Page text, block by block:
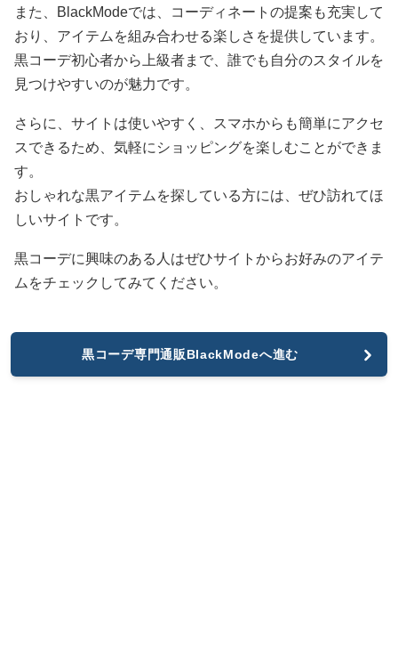
また、BlackModeでは、コーディネートの提案も充実して
おり、アイテムを組み合わせる楽しさを提供しています。
黒コーデ初心者から上級者まで、誰でも自分のスタイルを
見つけやすいのが魅力です。
さらに、サイトは使いやすく、スマホからも簡単にアクセ
スできるため、気軽にショッピングを楽しむことができま
す。
おしゃれな黒アイテムを探している方には、ぜひ訪れてほ
しいサイトです。
黒コーデに興味のある人はぜひサイトからお好みのアイテ
ムをチェックしてみてください。
黒コーデ専門通販BlackModeへ進む